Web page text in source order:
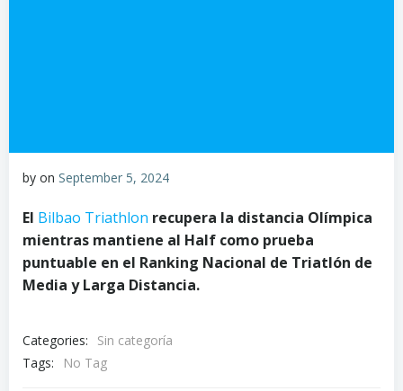
by on September 5, 2024
El Bilbao Triathlon recupera la distancia Olímpica
mientras mantiene al Half como prueba
puntuable en el Ranking Nacional de Triatlón de
Media y Larga Distancia.
Categories:
Sin categoría
Tags:
No Tag